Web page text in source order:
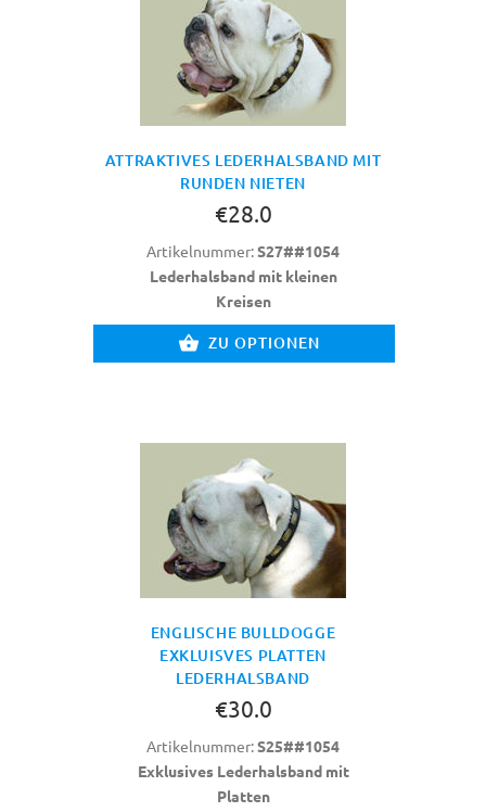
ATTRAKTIVES LEDERHALSBAND MIT
RUNDEN NIETEN
€28.0
Artikelnummer:S27##1054
Lederhalsband mit kleinen
Kreisen
ZU OPTIONEN
ENGLISCHE BULLDOGGE
EXKLUISVES PLATTEN
LEDERHALSBAND
€30.0
Artikelnummer:S25##1054
Exklusives Lederhalsband mit
Platten